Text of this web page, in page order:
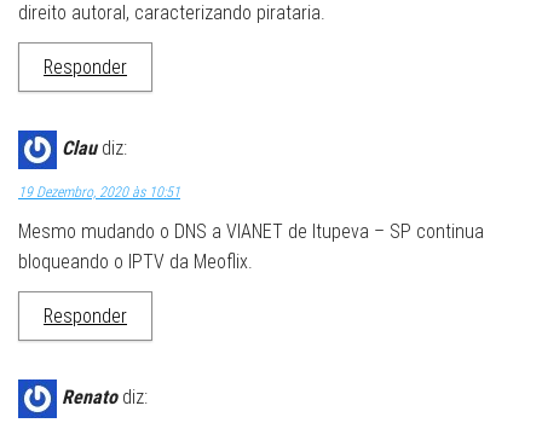
direito autoral, caracterizando pirataria.
Responder
Clau diz:
19 Dezembro, 2020 às 10:51
Mesmo mudando o DNS a VIANET de Itupeva – SP continua
bloqueando o IPTV da Meoflix.
Responder
Renato diz: